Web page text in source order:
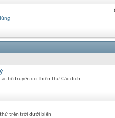
bộ truyện do Thiên Thư Các dịch.
thứ trên trời dưới biển